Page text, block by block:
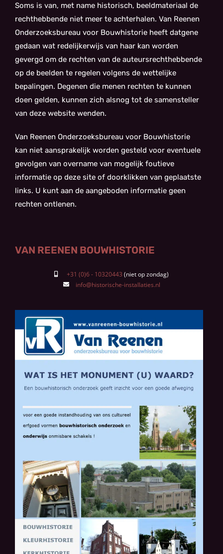
Soms is van, met name historisch, beeldmateriaal de
rechthebbende niet meer te achterhalen. Van Reenen
Onderzoeksbureau voor Bouwhistorie heeft datgene
gedaan wat redelijkerwijs van haar kan worden
gevergd om de rechten van de auteursrechthebbende
op de beelden te regelen volgens de wettelijke
bepalingen. Degenen die menen rechten te kunnen
doen gelden, kunnen zich alsnog tot de samensteller
van deze website wenden.
Van Reenen Onderzoeksbureau voor Bouwhistorie
kan niet aansprakelijk worden gesteld voor eventuele
gevolgen van overname van mogelijk foutieve
informatie op deze site of doorklikken van geplaatste
links. U kunt aan de aangeboden informatie geen
rechten ontlenen.
VAN REENEN BOUWHISTORIE
+31 (0)6 - 10320443
info@historische-installaties.nl